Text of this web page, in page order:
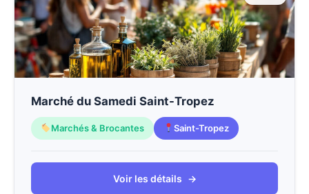
Marché du Samedi Saint-Tropez
Marchés & Brocantes Saint-Tropez
Voir les détails →